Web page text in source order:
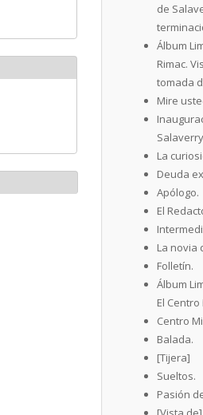
de
Álbum
Rimac.
tomada
Mire
La
Deuda
Apólogo.
El
La novia
Folletín.
Álbum
El
Centro
Balada.
[Tijera]
Sueltos.
Pasión